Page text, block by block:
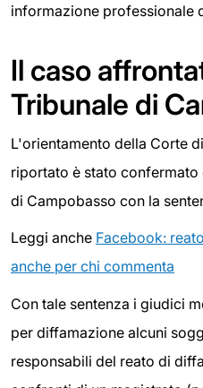
informazione professionale
Il caso
Tribunale di
L'orientamento della Corte
riportato è stato
di Campobasso con la
Leggi anche Facebook:
anche per chi commenta
Con tale sentenza i giudici
per diffamazione alcuni
responsabili del reato di